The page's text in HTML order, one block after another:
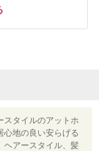
スタイルのアットホ
心地の良い安らげる
ヘアースタイル、髪